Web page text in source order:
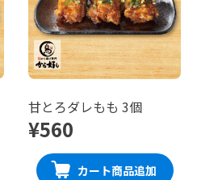
甘とろダレもも 3個
¥560
カート商品追加